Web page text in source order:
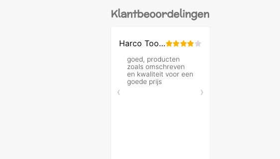
Klantbeoordelingen